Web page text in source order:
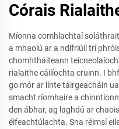
Córais
Míonna comhlachtaí
a mhaolú ar a ndifriúil trí
chomhtháiteann
rialaithe cáilíochta cruinn. I
go mór ar línte táirgeacháin
smacht ríomhaire a
den ábhar, ag laghdú ar
éifeachtúlachta. Sna réimsí